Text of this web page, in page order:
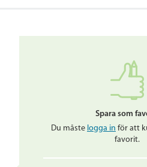
Spara som
Du måste logga in för att
favorit.